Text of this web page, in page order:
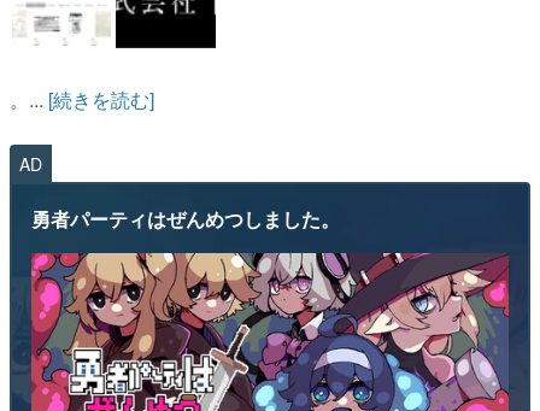
。... [続きを読む]
AD
勇者パーティはぜんめつしました。